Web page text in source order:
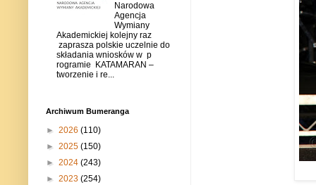
Narodowa
Agencja
Wymiany
Akademickiej kolejny raz
zaprasza polskie uczelnie do
składania wniosków w p
rogramie KATAMARAN –
tworzenie i re...
Archiwum Bumeranga
► 2026 (110)
► 2025 (150)
► 2024 (243)
► 2023 (254)